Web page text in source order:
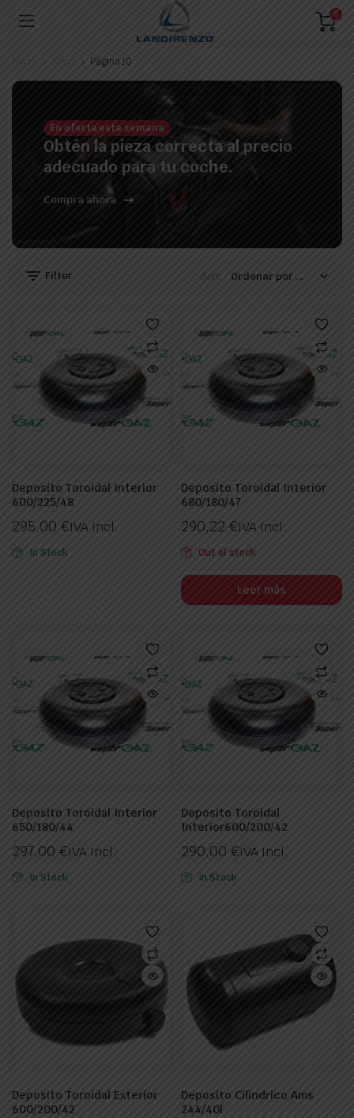
0
Inicio Shop Página 10
En oferta esta semana
Obtén la pieza correcta al precio
adecuado para tu coche.
Compra ahora
Filter Sort:
Deposito Toroidal Interior
600/225/48
295,00 €IVA Incl.
In Stock
Deposito Toroidal Interior
680/180/47
290,22 €IVA Incl.
Out of stock
Leer más
Deposito Toroidal Interior
650/180/44
297,00 €IVA Incl.
In Stock
Deposito Toroidal
Interior600/200/42
290,00 €IVA Incl.
In Stock
Deposito Toroidal Exterior
600/200/42
Deposito Cilindrico Ams
244/40l